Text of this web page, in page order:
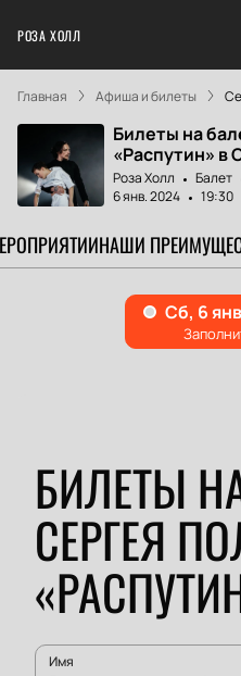
РОЗА ХОЛЛ
Главная Афиша и билеты
Билеты на
«Распутин» в
Роза Холл Балет
6 янв. 2024
19:30
НАШИ
БИЛЕТЫ
СЕРГЕЯ
Имя